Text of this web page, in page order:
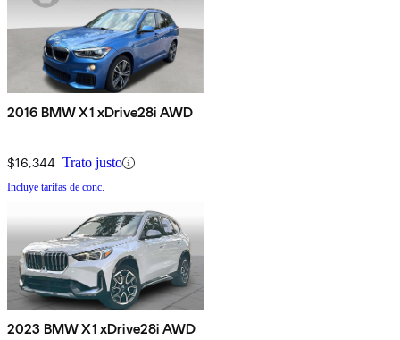
2016 BMW X1 xDrive28i AWD
$16,344 Trato justo
Incluye tarifas de conc.
2023 BMW X1 xDrive28i AWD